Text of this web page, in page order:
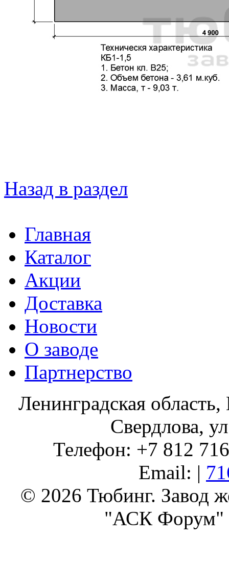
Назад в раздел
Главная
Каталог
Акции
Доставка
Новости
О заводе
Партнерство
Ленинградская
Свердлова,
Телефон: +7 812
Email: |
© 2026 Тюбинг. Завод
"АСК Форум"